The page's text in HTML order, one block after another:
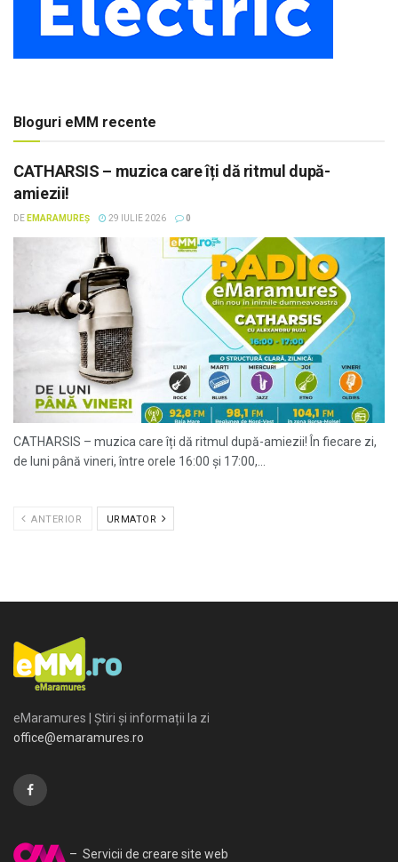
Bloguri eMM recente
CATHARSIS – muzica care îți dă ritmul după-
amiezii!
DE EMARAMUREȘ 29 IULIE 2026 0
CATHARSIS – muzica care îți dă ritmul după-amiezii! În fiecare zi,
de luni până vineri, între orele 16:00 și 17:00,...
ANTERIOR URMATOR
eMaramures | Știri și informații la zi
office@emaramures.ro
– Servicii de creare site web